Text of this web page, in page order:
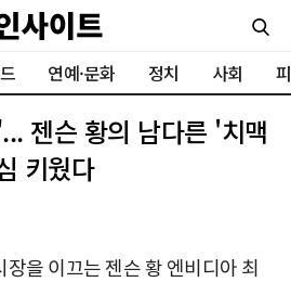
연예·문화 정치 사회
젠슨 황의 남다른 '치맥
키웠다
을 이끄는 젠슨 황 엔비디아 최